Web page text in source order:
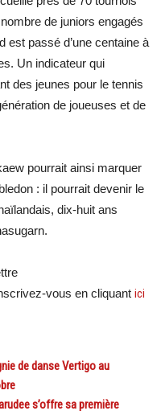
de juniors engagés
est passé d’une centaine à
Un indicateur qui
des jeunes pour le tennis
de joueuses et de
pourrait ainsi marquer
: il pourrait devenir le
dix-huit ans
vous en cliquant ici
de danse Vertigo au
s’offre sa première